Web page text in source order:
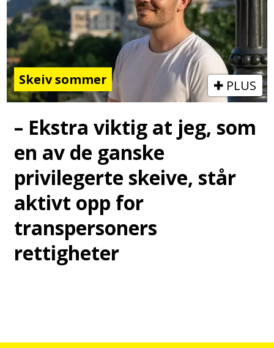
Skeiv sommer PLUS
– Ekstra viktig at jeg, som
en av de ganske
privilegerte skeive, står
aktivt opp for
transpersoners
rettigheter